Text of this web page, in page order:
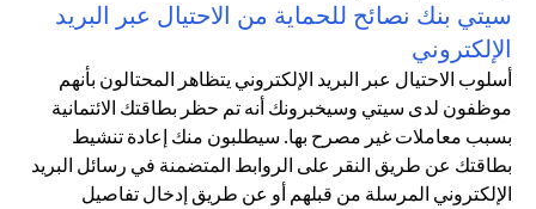
سيتي بنك نصائح للحماية من الاحتيال عبر البريد
الإلكتروني
أسلوب الاحتيال عبر البريد الإلكتروني يتظاهر المحتالون بأنهم
موظفون لدى سيتي وسيخبرونك أنه تم حظر بطاقتك الائتمانية
بسبب معاملات غير مصرح بها. سيطلبون منك إعادة تنشيط
بطاقتك عن طريق النقر على الروابط المتضمنة في رسائل البريد
الإلكتروني المرسلة من قبلهم أو عن طريق إدخال تفاصيل